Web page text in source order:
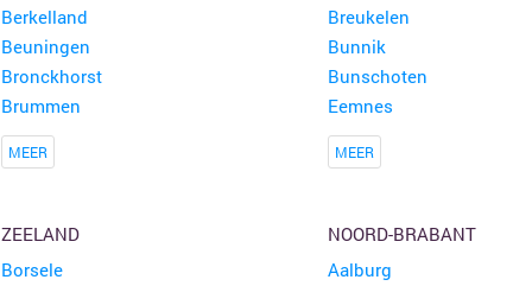
Berkelland
Beuningen
Bronckhorst
Brummen
MEER
Breukelen
Bunnik
Bunschoten
Eemnes
MEER
ZEELAND
Borsele
NOORD-BRABANT
Aalburg